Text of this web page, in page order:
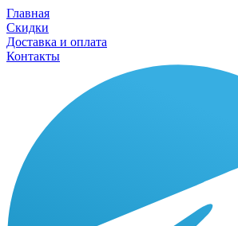
Главная
Скидки
Доставка и оплата
Контакты